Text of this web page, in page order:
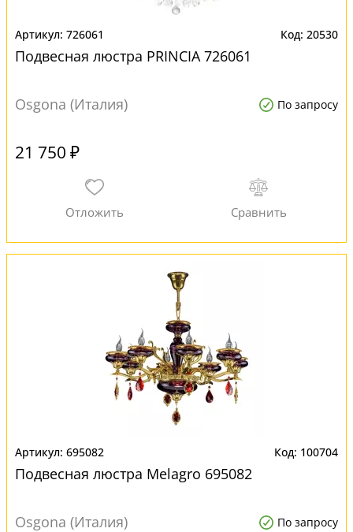
726061 20530
Подвесная люстра PRINCIA 726061
Osgona (Италия) По запросу
21 750 ₽
695082 100704
Подвесная люстра Melagro 695082
Osgona (Италия) По запросу